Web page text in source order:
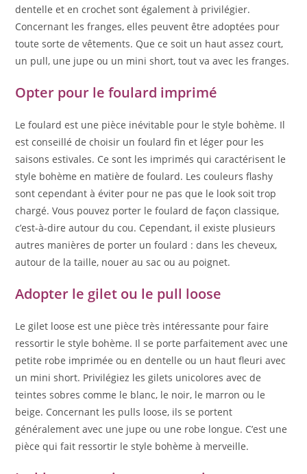
dentelle et en crochet sont également à privilégier.
Concernant les franges, elles peuvent être adoptées pour
toute sorte de vêtements. Que ce soit un haut assez court,
un pull, une jupe ou un mini short, tout va avec les franges.
Opter pour le foulard imprimé
Le foulard est une pièce inévitable pour le style bohème. Il
est conseillé de choisir un foulard fin et léger pour les
saisons estivales. Ce sont les imprimés qui caractérisent le
style bohème en matière de foulard. Les couleurs flashy
sont cependant à éviter pour ne pas que le look soit trop
chargé. Vous pouvez porter le foulard de façon classique,
c’est-à-dire autour du cou. Cependant, il existe plusieurs
autres manières de porter un foulard : dans les cheveux,
autour de la taille, nouer au sac ou au poignet.
Adopter le gilet ou le pull loose
Le gilet loose est une pièce très intéressante pour faire
ressortir le style bohème. Il se porte parfaitement avec une
petite robe imprimée ou en dentelle ou un haut fleuri avec
un mini short. Privilégiez les gilets unicolores avec de
teintes sobres comme le blanc, le noir, le marron ou le
beige. Concernant les pulls loose, ils se portent
généralement avec une jupe ou une robe longue. C’est une
pièce qui fait ressortir le style bohème à merveille.